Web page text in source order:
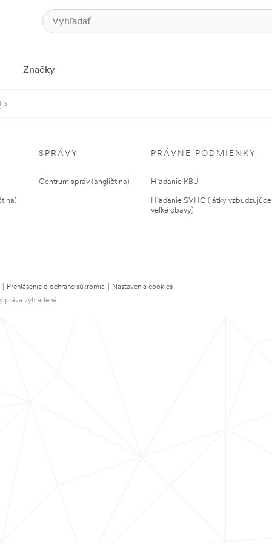
Značky
SPRÁVY
Centrum správ (angličtina)
PRÁVNE PODMIENKY
Hľadanie KBÚ
Hľadanie SVHC (látky vzbudzujúce
veľké obavy)
Prehlásenie o ochrane súkromia
Nastavenia cookies
práva vyhradené.